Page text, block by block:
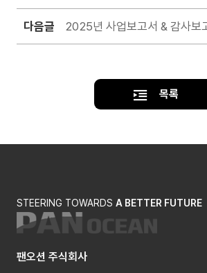
다음글 2025년 사업보고서 & 감사보
목록
STEERING TOWARDS A BETTER FUTURE
팬오션 주식회사